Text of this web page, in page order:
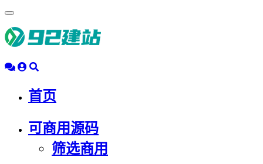
动
导
首页
可商用源码
筛选商用